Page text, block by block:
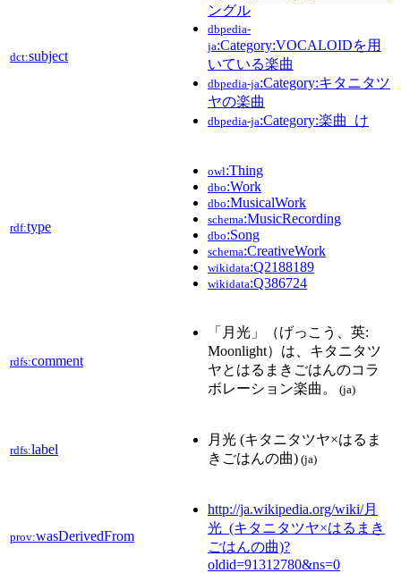
dct:subject
ングル
dbpedia-
ja:Category:VOCALOIDを用
いている楽曲
dbpedia-ja:Category:キタニタツ
ヤの楽曲
dbpedia-ja:Category:楽曲_け
rdf:type
owl:Thing
dbo:Work
dbo:MusicalWork
schema:MusicRecording
dbo:Song
schema:CreativeWork
wikidata:Q2188189
wikidata:Q386724
rdfs:comment
「月光」（げっこう、英:
Moonlight）は、キタニタツ
ヤとはるまきごはんのコラ
ボレーション楽曲。
(ja)
rdfs:label
月光 (キタニタツヤ×はるま
きごはんの曲) (ja)
prov:wasDerivedFrom
http://ja.wikipedia.org/wiki/月
光_(キタニタツヤ×はるまき
ごはんの曲)?
oldid=91312780&ns=0